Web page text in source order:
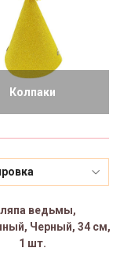
Колпаки
ведьмы,
Черный, 34 см,
1 шт.